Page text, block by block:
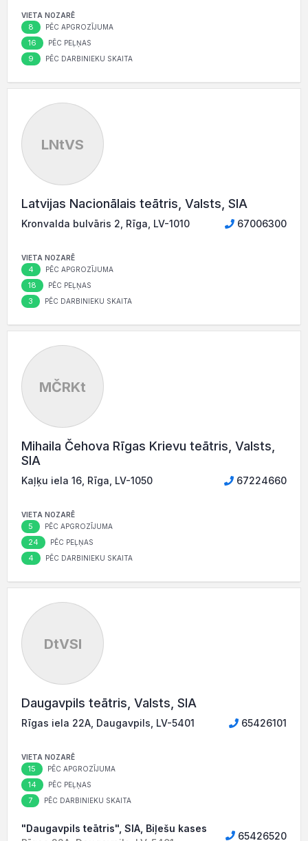
VIETA NOZARĒ
8 PĒC APGROZĪJUMA
16 PĒC PEĻŅAS
9 PĒC DARBINIEKU SKAITA
LNtVS
Latvijas Nacionālais teātris, Valsts, SIA
Kronvalda bulvāris 2, Rīga, LV-1010 67006300
VIETA NOZARĒ
4 PĒC APGROZĪJUMA
18 PĒC PEĻŅAS
3 PĒC DARBINIEKU SKAITA
MČRKt
Mihaila Čehova Rīgas Krievu teātris, Valsts,
SIA
Kaļķu iela 16, Rīga, LV-1050 67224660
VIETA NOZARĒ
5 PĒC APGROZĪJUMA
24 PĒC PEĻŅAS
4 PĒC DARBINIEKU SKAITA
DtVSI
Daugavpils teātris, Valsts, SIA
Rīgas iela 22A, Daugavpils, LV-5401 65426101
VIETA NOZARĒ
15 PĒC APGROZĪJUMA
14 PĒC PEĻŅAS
7 PĒC DARBINIEKU SKAITA
"Daugavpils teātris", SIA, Biļešu kases
65426520